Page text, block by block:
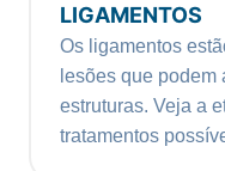
LIGAMENTOS
Os ligamentos
lesões que podem
estruturas. Veja a
tratamentos